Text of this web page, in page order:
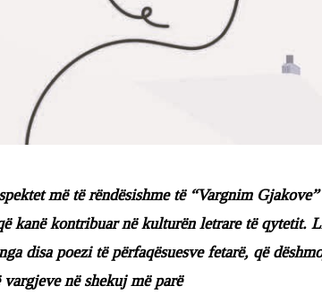
më të rëndësishme të “Vargnim
kanë kontribuar në kulturën letrare të qytetit.
disa poezi të përfaqësuesve fetarë, që
në shekuj më parë